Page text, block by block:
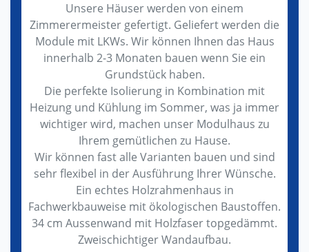
Unsere Häuser werden von einem
Zimmerermeister gefertigt. Geliefert werden die
Module mit LKWs. Wir können Ihnen das Haus
innerhalb 2-3 Monaten bauen wenn Sie ein
Grundstück haben.
Die perfekte Isolierung in Kombination mit
Heizung und Kühlung im Sommer, was ja immer
wichtiger wird, machen unser Modulhaus zu
Ihrem gemütlichen zu Hause.
Wir können fast alle Varianten bauen und sind
sehr flexibel in der Ausführung Ihrer Wünsche.
Ein echtes Holzrahmenhaus in
Fachwerkbauweise mit ökologischen Baustoffen.
34 cm Aussenwand mit Holzfaser topgedämmt.
Zweischichtiger Wandaufbau.